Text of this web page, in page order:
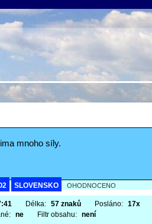
mnoho síly.
SLOVENSKO OHODNOCENO
Délka: 57 znaků Posláno: 17x
ne Filtr obsahu: není